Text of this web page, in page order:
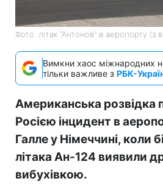
Фото: літак "Антонов" в аеропорту (з
Вимкни хаос міжнародних
тільки важливе з РБК-
Американська розвідка
Росією інцидент в
Галле у Німеччині, коли
літака Ан-124 виявили
вибухівкою.